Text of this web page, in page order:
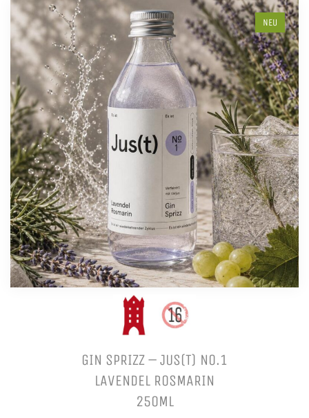
NEU
GIN SPRIZZ – JUS(T) NO.1
LAVENDEL ROSMARIN
250ML